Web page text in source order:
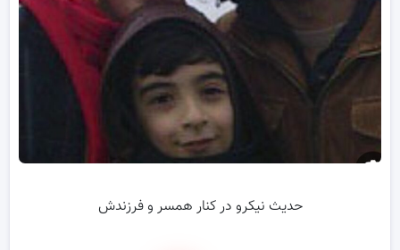
حدیث نیکرو در کنار همسر و فرزندش